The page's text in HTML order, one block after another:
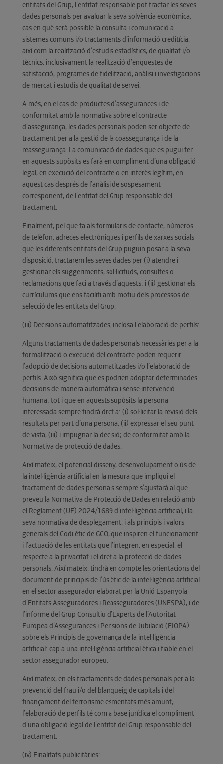
entitats del Grup, l’entitat responsable pot tractar les seves
dades personals per avaluar la seva solvència econòmica,
cas en què serà possible la consulta i comunicació a
sistemes comuns i/o tractaments d’informació creditícia,
així com la realització d’estudis estadístics, de qualitat i/o
tècnics, inclusivament la realització d’enquestes de
satisfacció, programes de fidelització, anàlisi i investigacions
de mercat i estudis de qualitat de servei.
A més, en el cas de productes d’assegurances i de
conformitat amb la normativa sobre el contracte
d’assegurança, les dades personals poden ser objecte de
tractament per a la gestió de la coassegurança i de la
reassegurança. La comunicació de dades que es pugui fer
en aquests supòsits es farà en compliment d’una obligació
legal, en execució del contracte o en interès legítim, en
aquest cas després de l’anàlisi de sospesament
corresponent, de l’entitat del Grup responsable del
tractament.
Finalment, pel que fa als formularis de contacte, números
de telèfon, adreces electròniques i perfils de xarxes socials
que les diferents entitats del Grup puguin posar a la seva
disposició, tractarem les seves dades per (i) atendre i
gestionar els suggeriments, sol·licituds, consultes o
reclamacions que faci a través d’aquests; i (ii) gestionar els
currículums que ens faciliti amb motiu dels processos de
selecció de les entitats del Grup.
(iii) Decisions automatitzades, inclosa l’elaboració de perfils:
Alguns tractaments de dades personals necessàries per a la
formalització o execució del contracte poden requerir
l’adopció de decisions automatitzades i/o l’elaboració de
perfils. Això significa que es podrien adoptar determinades
decisions de manera automàtica i sense intervenció
humana; tot i que en aquests supòsits la persona
interessada sempre tindrà dret a: (i) sol·licitar la revisió dels
resultats per part d’una persona, (ii) expressar el seu punt
de vista, (iii) i impugnar la decisió; de conformitat amb la
Normativa de protecció de dades.
Així mateix, el potencial disseny, desenvolupament o ús de
la intel·ligència artificial en la mesura que impliqui el
tractament de dades personals sempre s’ajustarà al que
preveu la Normativa de Protecció de Dades en relació amb
el Reglament (UE) 2024/1689 d’intel·ligència artificial, i la
seva normativa de desplegament, i als principis i valors
generals del Codi ètic de GCO, que inspiren el funcionament
i l’actuació de les entitats que l’integren, en especial, el
respecte a la privacitat i el dret a la protecció de dades
personals. Així mateix, tindrà en compte les orientacions del
document de principis de l’ús ètic de la intel·ligència artificial
en el sector assegurador elaborat per la Unió Espanyola
d’Entitats Asseguradores i Reasseguradores (UNESPA), i de
l’informe del Grup Consultiu d’Experts de l’Autoritat
Europea d’Assegurances i Pensions de Jubilació (EIOPA)
sobre els Principis de governança de la intel·ligència
artificial: cap a una intel·ligència artificial ètica i fiable en el
sector assegurador europeu.
Així mateix, en els tractaments de dades personals per a la
prevenció del frau i/o del blanqueig de capitals i del
finançament del terrorisme esmentats més amunt,
l’elaboració de perfils té com a base jurídica el compliment
d’una obligació legal de l’entitat del Grup responsable del
tractament.
(iv) Finalitats publicitàries: